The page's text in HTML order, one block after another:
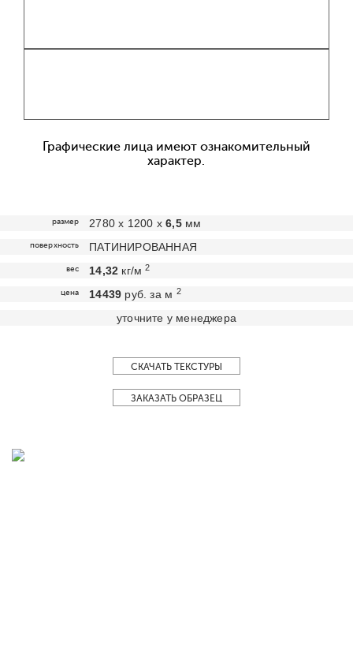
Графические лица имеют ознакомительный
характер.
размер 2780 х 1200 х6,5мм
поверхность ПАТИНИРОВАННАЯ
вес 14,32 кг/м2
цена 14439 руб. за м 2
уточните у менеджера
СКАЧАТЬ ТЕКСТУРЫ
ЗАКАЗАТЬ ОБРАЗЕЦ